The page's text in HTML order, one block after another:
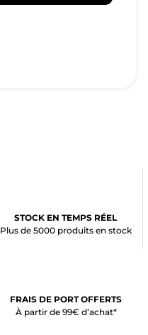
STOCK EN TEMPS RÉEL
Plus de 5000 produits en stock
FRAIS DE PORT OFFERTS
À partir de 99€ d’achat*